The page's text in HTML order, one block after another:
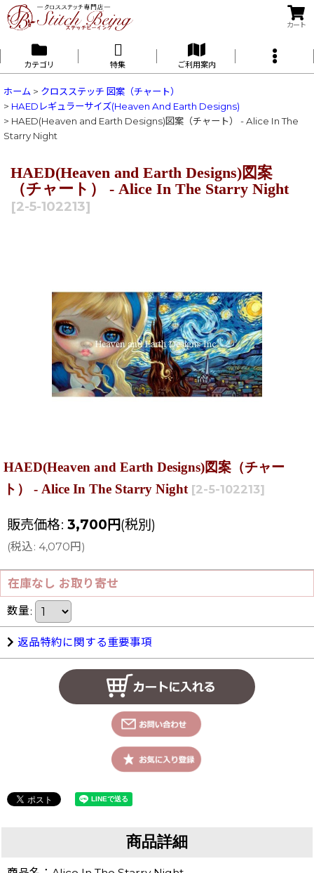
カート
カテゴリ 特集 ご利用案内
ホーム > クロスステッチ 図案（チャート）
> HAEDレギュラーサイズ(Heaven And Earth Designs)
> HAED(Heaven and Earth Designs)図案（チャート） - Alice In The
Starry Night
HAED(Heaven and Earth Designs)図案
（チャート） - Alice In The Starry Night
[2-5-102213]
HAED(Heaven and Earth Designs)図案（チャー
ト） - Alice In The Starry Night [2-5-102213]
販売価格: 3,700 円(税別)
(税込: 4,070円 )
在庫なし お取り寄せ
数量:
返品特約に関する重要事項
商品詳細